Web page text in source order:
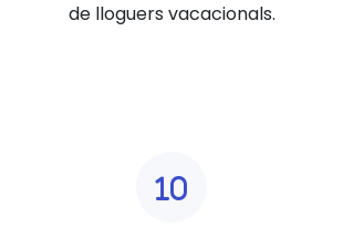
de lloguers vacacionals.